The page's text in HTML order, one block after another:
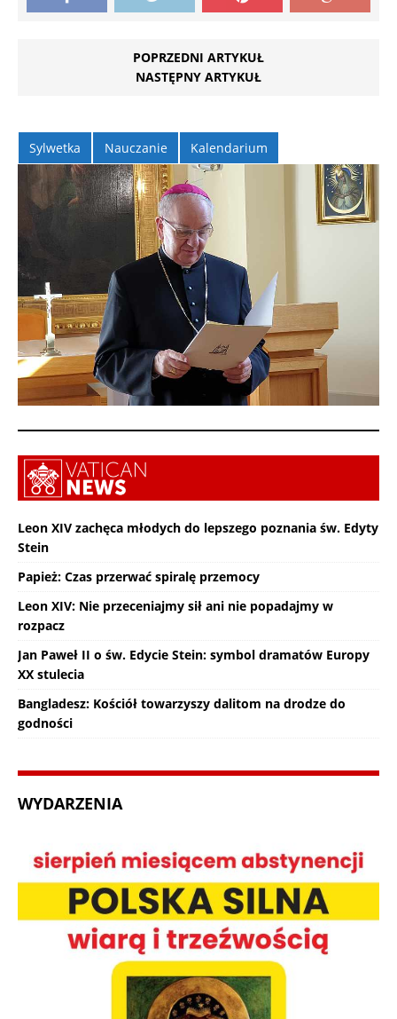
POPRZEDNI ARTYKUŁ
NASTĘPNY ARTYKUŁ
Sylwetka Nauczanie Kalendarium
Leon XIV zachęca młodych do lepszego poznania św. Edyty
Stein
Papież: Czas przerwać spiralę przemocy
Leon XIV: Nie przeceniajmy sił ani nie popadajmy w
rozpacz
Jan Paweł II o św. Edycie Stein: symbol dramatów Europy
XX stulecia
Bangladesz: Kościół towarzyszy dalitom na drodze do
godności
WYDARZENIA